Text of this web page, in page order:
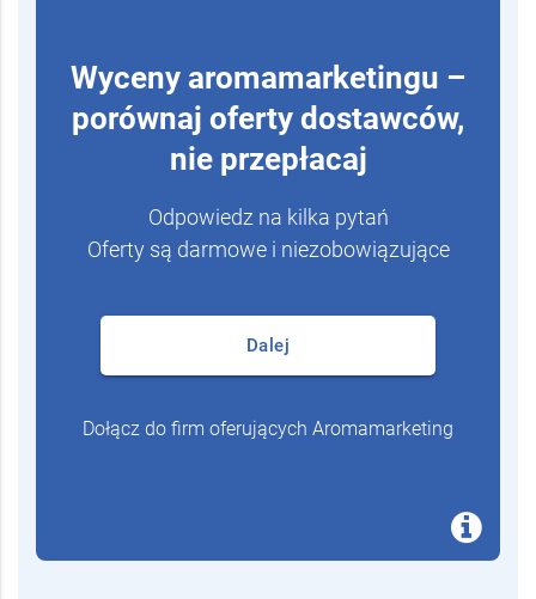
Wyceny aromamarketingu –
porównaj oferty dostawców,
nie przepłacaj
Odpowiedz na kilka pytań
Oferty są darmowe i niezobowiązujące
Dalej
Dołącz do firm oferujących Aromamarketing